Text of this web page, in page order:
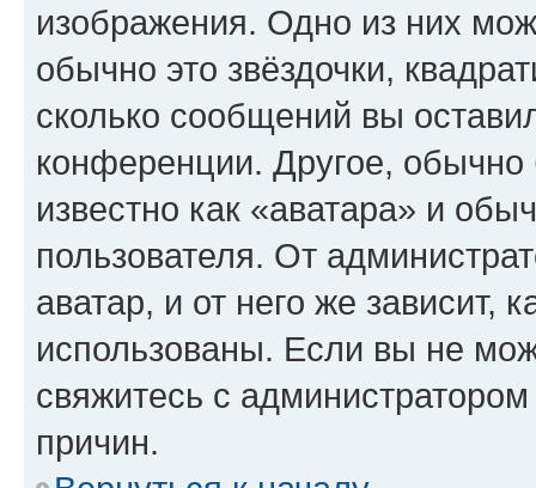
изображения. Одно из них
обычно это звёздочки,
сколько сообщений вы
конференции. Другое,
известно как «аватара» и
пользователя. От
аватар, и от него же зависит,
использованы. Если вы не
свяжитесь с
причин.